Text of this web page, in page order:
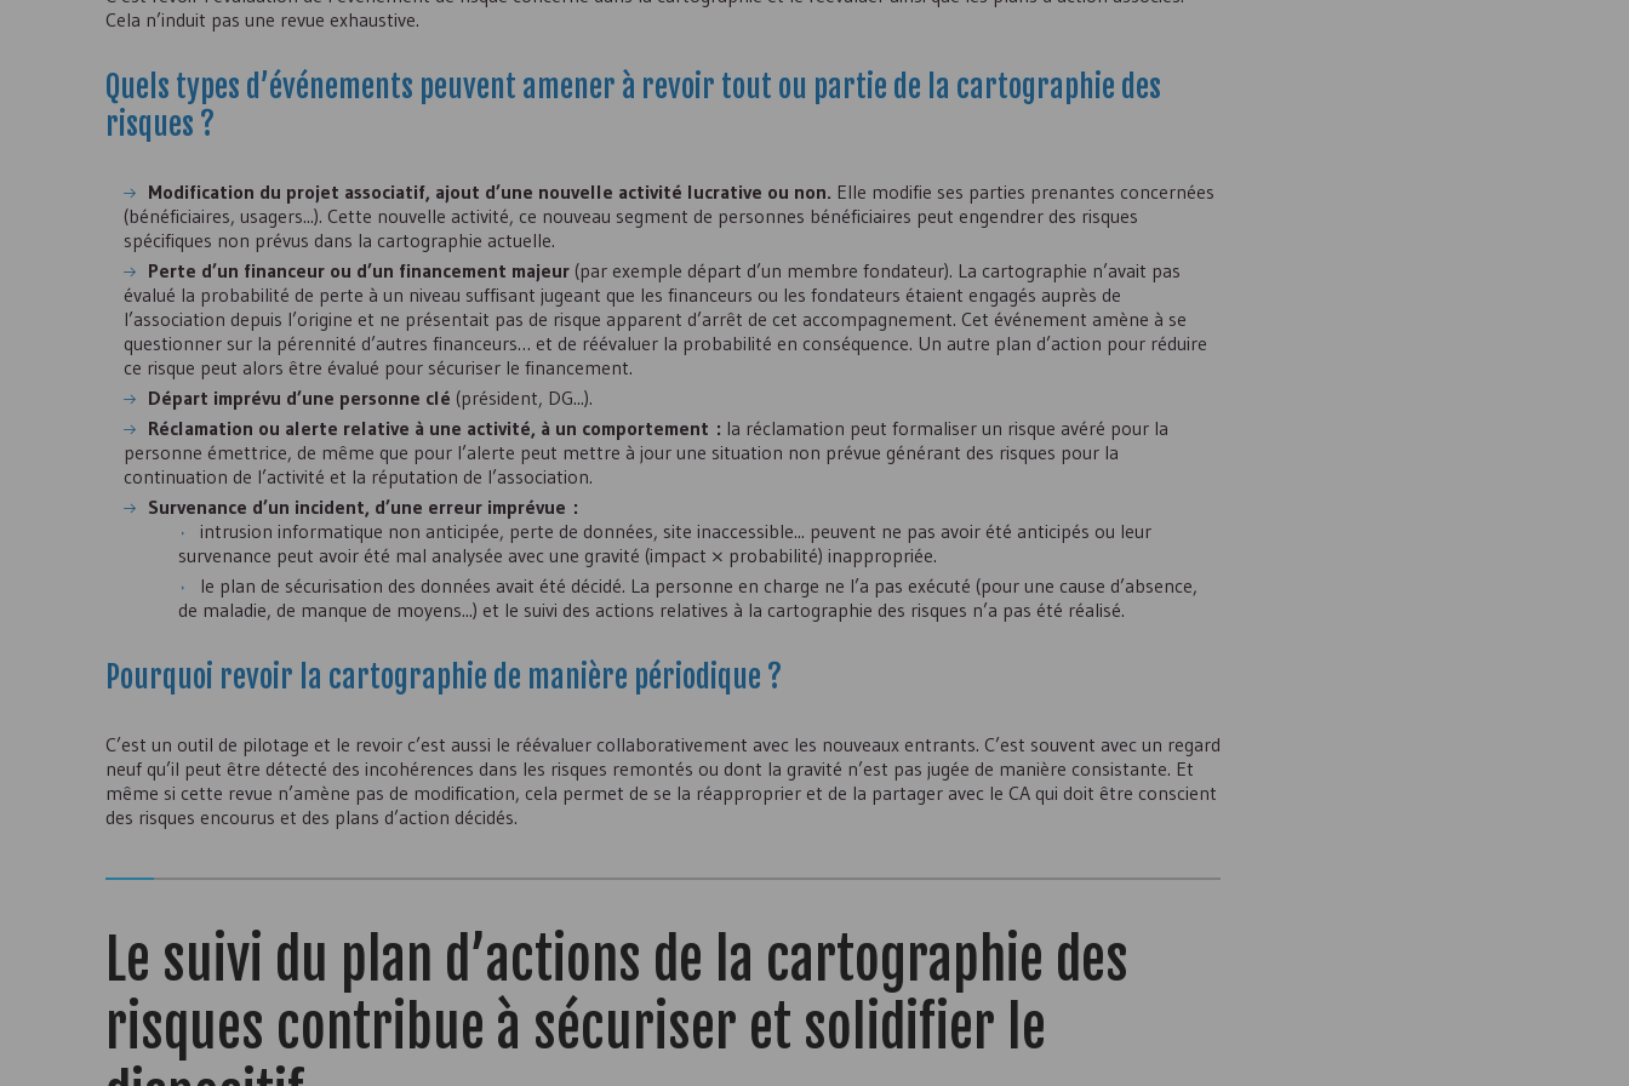
Cela n’induit pas une revue exhaustive.
Quels types d’événements peuvent amener à revoir tout ou partie de la cartographie des
risques ?
Modification du projet associatif, ajout d’une nouvelle activité lucrative ou non. Elle modifie ses parties prenantes concernées
(bénéficiaires, usagers...). Cette nouvelle activité, ce nouveau segment de personnes bénéficiaires peut engendrer des risques
spécifiques non prévus dans la cartographie actuelle.
Perte d’un financeur ou d’un financement majeur (par exemple départ d’un membre fondateur). La cartographie n’avait pas
évalué la probabilité de perte à un niveau suffisant jugeant que les financeurs ou les fondateurs étaient engagés auprès de
l’association depuis l’origine et ne présentait pas de risque apparent d’arrêt de cet accompagnement. Cet événement amène à se
questionner sur la pérennité d’autres financeurs… et de réévaluer la probabilité en conséquence. Un autre plan d’action pour réduire
ce risque peut alors être évalué pour sécuriser le financement.
Départ imprévu d’une personne clé (président, DG...).
Réclamation ou alerte relative à une activité, à un comportement : la réclamation peut formaliser un risque avéré pour la
personne émettrice, de même que pour l’alerte peut mettre à jour une situation non prévue générant des risques pour la
continuation de l’activité et la réputation de l’association.
Survenance d’un incident, d’une erreur imprévue :
intrusion informatique non anticipée, perte de données, site inaccessible... peuvent ne pas avoir été anticipés ou leur
survenance peut avoir été mal analysée avec une gravité (impact × probabilité) inappropriée.
le plan de sécurisation des données avait été décidé. La personne en charge ne l’a pas exécuté (pour une cause d’absence,
de maladie, de manque de moyens...) et le suivi des actions relatives à la cartographie des risques n’a pas été réalisé.
Pourquoi revoir la cartographie de manière périodique ?
C’est un outil de pilotage et le revoir c’est aussi le réévaluer collaborativement avec les nouveaux entrants. C’est souvent avec un regard
neuf qu’il peut être détecté des incohérences dans les risques remontés ou dont la gravité n’est pas jugée de manière consistante. Et
même si cette revue n’amène pas de modification, cela permet de se la réapproprier et de la partager avec le CA qui doit être conscient
des risques encourus et des plans d’action décidés.
Le suivi du plan d’actions de la cartographie des
risques contribue à sécuriser et solidifier le